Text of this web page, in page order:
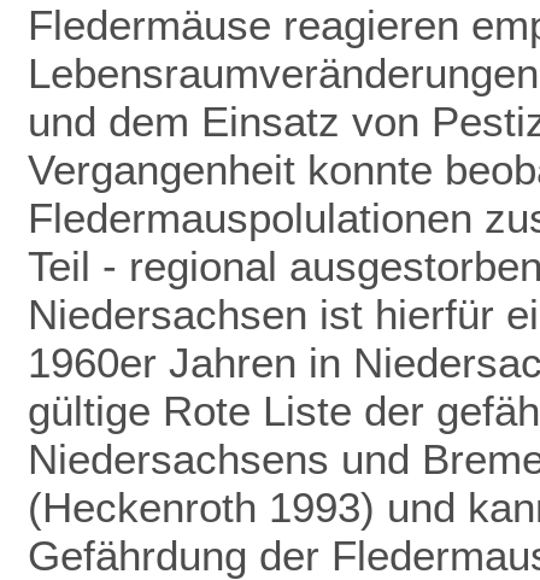
Fledermäuse reagieren
und dem Einsatz von
Vergangenheit konnte
Fledermauspolulationen
Teil - regional
Niedersachsen ist hierfür
1960er Jahren in
gültige Rote Liste der
Niedersachsens und
(Heckenroth 1993) und
Gefährdung der